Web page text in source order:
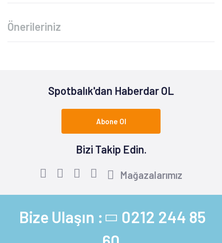
Önerileriniz
Spotbalık'dan Haberdar OL
Abone Ol
Bizi Takip Edin.
Mağazalarımız
Bize Ulaşın : 0212 244 85